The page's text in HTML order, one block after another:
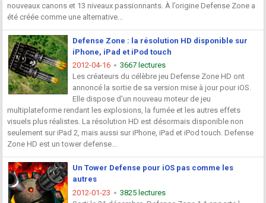
nouveaux canons et 13 niveaux passionnants. À l’origine Defense Zone a
été créée comme une alternative...
Defense Zone : la résolution HD disponible sur
iPhone, iPad et iPod touch
2012-04-16
3667 lectures
Les créateurs du célèbre jeu Defense Zone HD ont
annoncé la sortie de sa version mise à jour pour iOS.
Elle dispose d'un nouveau moteur de jeu
multiplateforme rendant les explosions, la fumée et les autres effets
visuels plus réalistes. La résolution HD est désormais disponible non
seulement sur iPad 2, mais aussi sur iPhone, iPad et iPod touch. Defense
Zone HD est un tower defense...
Un Tower Defense pour iOS pas comme les
autres
2012-01-23
3825 lectures